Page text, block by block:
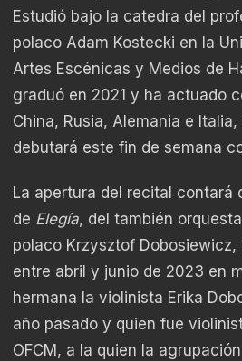
Estudió bajo la catedra del
polaco Adam Kostecki en la
Artes Escénicas y Medios de
graduó en 2021 y ha actuado
China, Rusia, Alemania e
debutará este fin de semana
La apertura del recital contará
de Elegía, del también
polaco Krzysztof
entre abril y junio de 2023 en
hermana la violinista Erika
año pasado y quien fue
OFCM, a la quien la